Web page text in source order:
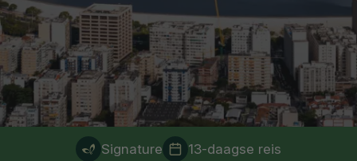
Signature
13-daagse reis